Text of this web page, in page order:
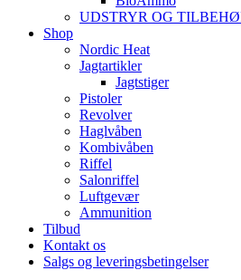
UDSTRYR OG
Shop
Nordic Heat
Jagtartikler
Jagtstiger
Pistoler
Revolver
Haglvåben
Kombivåben
Riffel
Salonriffel
Luftgevær
Ammunition
Tilbud
Kontakt os
Salgs og leveringsbetingelser